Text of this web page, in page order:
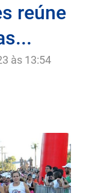
reúne
às 13:54